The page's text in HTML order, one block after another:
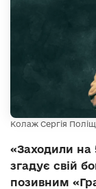
Колаж Сергія
«Заходили на
згадує свій
позивним